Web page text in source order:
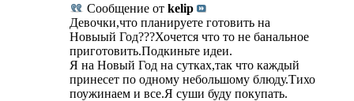
Сообщение от kelip
Девочки,что планируете готовить на
Новыый Год???Хочется что то не банальное
приготовить.Подкиньте идеи.
Я на Новый Год на сутках,так что каждый
принесет по одному небольшому блюду.Тихо
поужинаем и все.Я суши буду покупать.